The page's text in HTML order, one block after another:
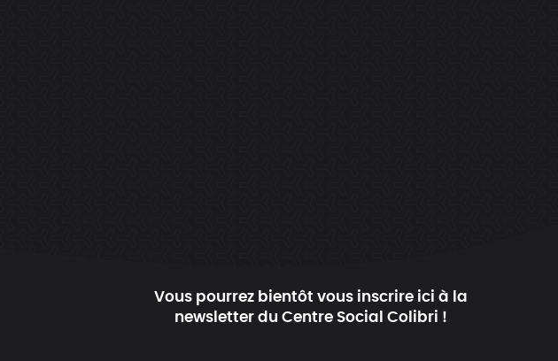
Vous pourrez bientôt vous inscrire ici à la
newsletter du Centre Social Colibri !